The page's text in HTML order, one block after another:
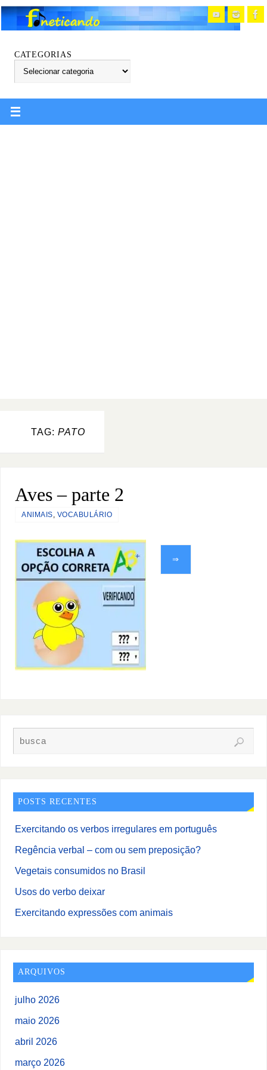
CATEGORIAS
TAG: PATO
Aves – parte 2
ANIMAIS, VOCABULÁRIO
⇒
POSTS RECENTES
Exercitando os verbos irregulares em português
Regência verbal – com ou sem preposição?
Vegetais consumidos no Brasil
Usos do verbo deixar
Exercitando expressões com animais
ARQUIVOS
julho 2026
maio 2026
abril 2026
março 2026